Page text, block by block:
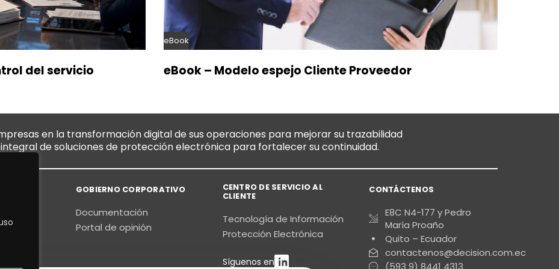
del servicio
eBook
eBook – Modelo espejo Cliente Proveedor
en la transformación digital de sus operaciones para mejorar su trazabilidad
de soluciones de protección electrónica para fortalecer su continuidad.
GOBIERNO CORPORATIVO
Documentación
Portal de opinión
CENTRO DE SERVICIO AL
CLIENTE
Tecnología de Información
Protección Electrónica
Síguenos en
CONTÁCTENOS
E8C N4-177 y Pedro
María Proaño
Quito – Ecuador
contactenos@decision.com.ec
(593 9) 8441 4313